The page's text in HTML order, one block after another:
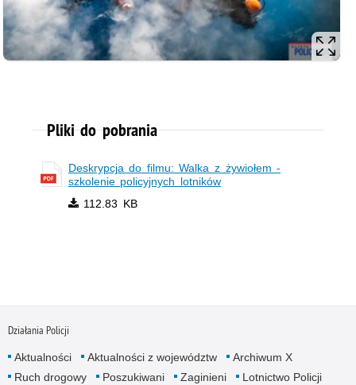
Pliki do pobrania
Deskrypcja do filmu: Walka z żywiołem -
szkolenie policyjnych lotników
112.83 KB
Działania Policji
Aktualności Aktualności z województw
Archiwum X
Ruch drogowy
Poszukiwani Zaginieni
Lotnictwo Policji